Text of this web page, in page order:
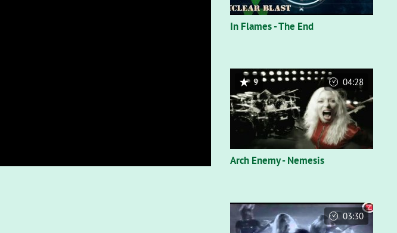
In Flames - The End
Arch Enemy - Nemesis
9 04:28
03:30